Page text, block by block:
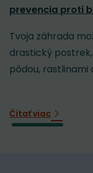
prevencia proti
Tvoja záhrada
drastický
pôdou, rastlinami
Čítať viac